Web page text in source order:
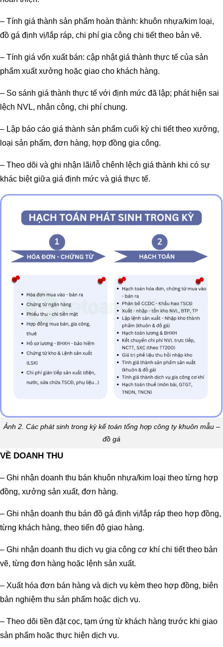
– Tính giá thành sản phẩm hoàn thành: khuôn nhựa/kim loại,
đồ gá định vị/lắp ráp, chi phí gia công chi tiết theo bản vẽ.
– Tính giá vốn xuất bán: cập nhật giá thành thực tế của sản
phẩm xuất xưởng hoặc giao cho khách hàng.
– So sánh giá thành thực tế với định mức đã lập; phát hiện sai
lệch NVL, nhân công, chi phí chung.
– Lập báo cáo giá thành sản phẩm cuối kỳ chi tiết theo xưởng,
loại sản phẩm, đơn hàng, hợp đồng gia công.
– Theo dõi và ghi nhận lãi/lỗ chênh lệch giá thành khi có sự
khác biệt giữa giá định mức và giá thực tế.
Ảnh 2. Các phát sinh trong kỳ kế toán tổng hợp công ty khuôn mẫu –
đồ gá
VỀ DOANH THU
– Ghi nhận doanh thu bán khuôn nhựa/kim loại theo từng hợp
đồng, xưởng sản xuất, đơn hàng.
– Ghi nhận doanh thu bán đồ gá định vị/lắp ráp theo hợp đồng,
từng khách hàng, theo tiến độ giao hàng.
– Ghi nhận doanh thu dịch vụ gia công cơ khí chi tiết theo bản
vẽ, từng đơn hàng hoặc lệnh sản xuất.
– Xuất hóa đơn bán hàng và dịch vụ kèm theo hợp đồng, biên
bản nghiệm thu sản phẩm hoặc dịch vụ.
– Theo dõi tiền đặt cọc, tạm ứng từ khách hàng trước khi giao
sản phẩm hoặc thực hiện dịch vụ.